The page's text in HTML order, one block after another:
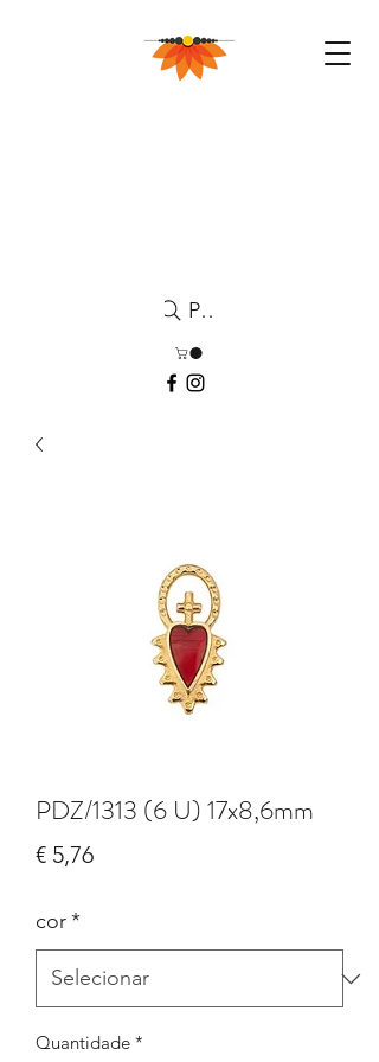
Pesquisa
PDZ/1313 (6 U) 17x8,6mm
€ 5,76Preço
cor*
Quantidade *